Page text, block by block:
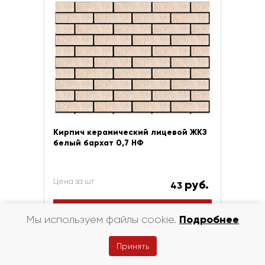
Кирпич керамический лицевой ЖКЗ
белый бархат 0,7 НФ
Цена за шт 43 руб.
Купить в 1 клик
Мы используем файлы cookie. Подробнее
Принять